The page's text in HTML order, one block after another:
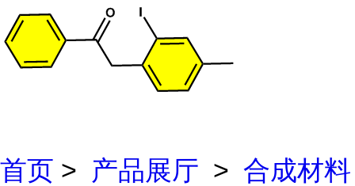
首页 > 产品展厅 > 合成材料